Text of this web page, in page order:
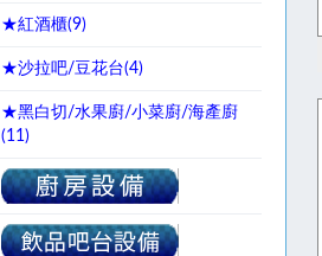
★紅酒櫃(9)
★沙拉吧/豆花台(4)
★黑白切/水果廚/小菜廚/海產廚
(11)